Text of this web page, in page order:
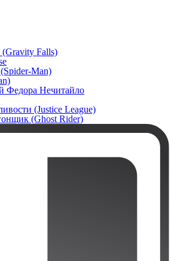
Falls)
Man)
Федора Нечитайло
(Justice League)
(Ghost Rider)